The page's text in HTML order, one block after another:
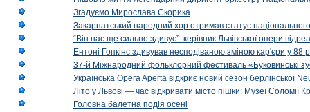
Згадуємо Мирослава Скорика
Закарпатський народний хор отримав статус національного
“Він нас ще сильно здивує”: керівник Львівської опери
Ентоні Гопкінс здивував несподіваною зміною кар'єри у 88
37-й Міжнародний фольклорний фестиваль «Буковинські
Українська Opera Aperta відкриє новий сезон берлінської
Літо у Львові — час відкривати місто пішки: Музеї Соломії
Головна балетна подія осені